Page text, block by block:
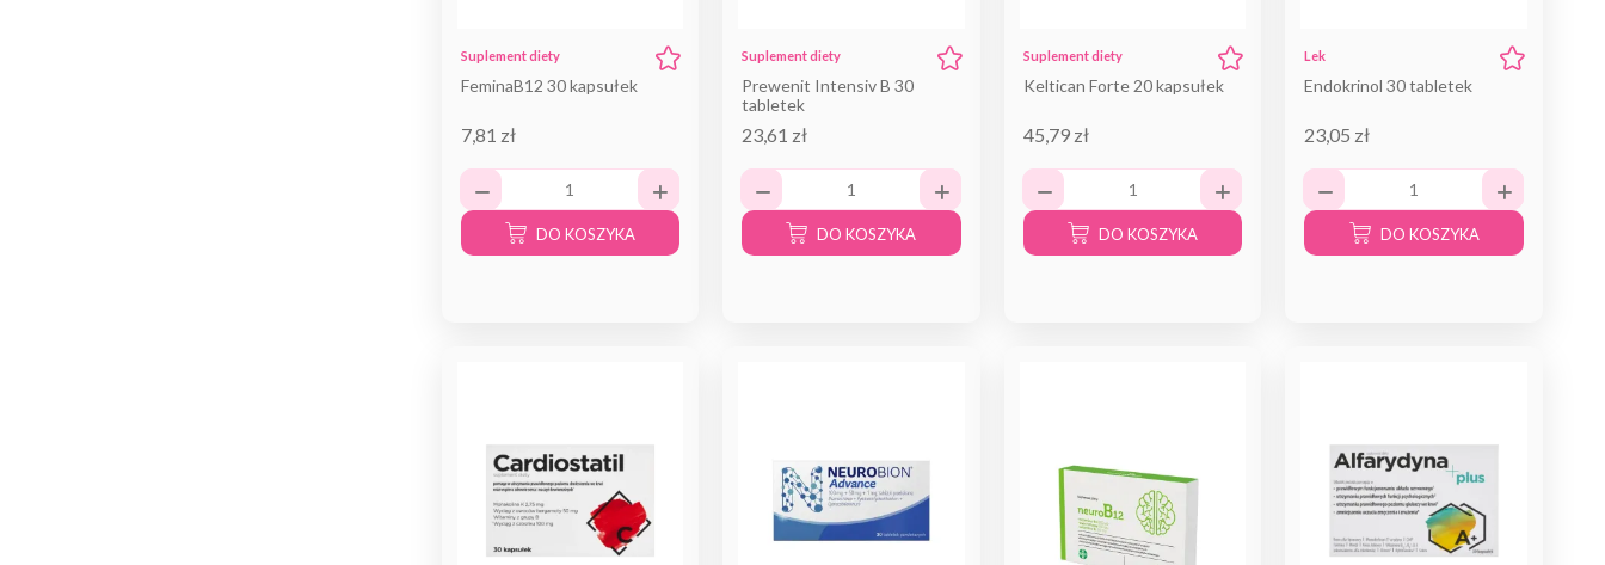
Suplement diety
FeminaB12 30 kapsułek
7,81 zł
DO KOSZYKA
Suplement diety
Prewenit Intensiv B 30
tabletek
23,61 zł
DO KOSZYKA
Suplement diety
Keltican Forte 20 kapsułek
45,79 zł
DO KOSZYKA
Lek
Endokrinol 30 tabletek
23,05 zł
DO KOSZYKA